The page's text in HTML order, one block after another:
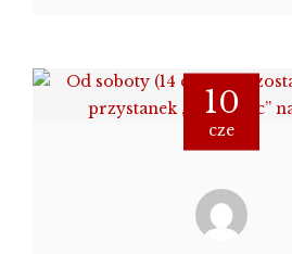
10
cze